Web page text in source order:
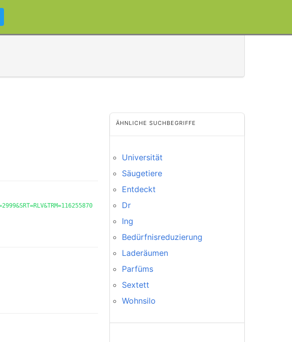
ÄHNLICHE SUCHBEGRIFFE
Universität
Säugetiere
Entdeckt
Dr
Ing
Bedürfnisreduzierung
Laderäumen
Parfüms
Sextett
Wohnsilo